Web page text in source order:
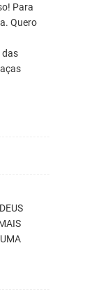
Para
Quero
das